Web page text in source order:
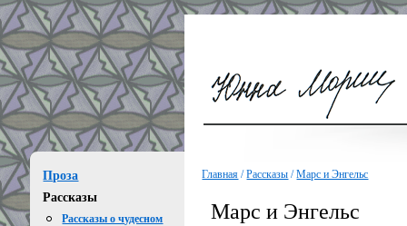
Проза
Рассказы
Рассказы о чудесном
Главная /Рассказы /Марс и Энгельс
Марс и Энгельс